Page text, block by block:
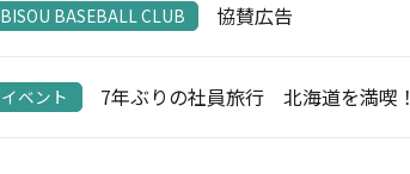
BISOU BASEBALL CLUB 協賛広告
イベント 7年ぶりの社員旅行 北海道を満喫！